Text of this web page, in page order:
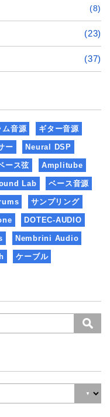
(8)
(23)
(37)
ム音源 ギター音源
ー Neural DSP
ース弦 Amplitube
Lab ベース音源
サンプリング
DOTEC-AUDIO
Nembrini Audio
ケーブル